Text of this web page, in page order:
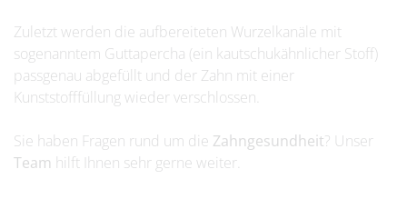
Zuletzt werden die aufbereiteten Wurzelkanäle mit
sogenanntem Guttapercha (ein kautschukähnlicher Stoff)
passgenau abgefüllt und der Zahn mit einer
Kunststofffüllung wieder verschlossen.
Sie haben Fragen rund um die Zahngesundheit? Unser
Team hilft Ihnen sehr gerne weiter.